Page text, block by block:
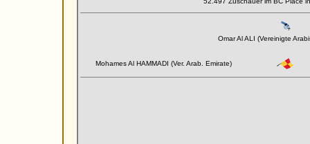
Omar Al ALI (Vereinigte
Mohames Al HAMMADI (Ver. Arab. Emirate)